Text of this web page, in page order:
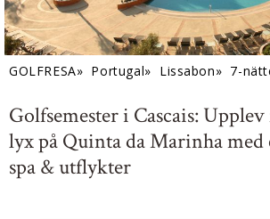
GOLFRESA» Portugal» Lissabon» 7-
Golfsemester i Cascais:
lyx på Quinta da Marinha
spa & utflykter